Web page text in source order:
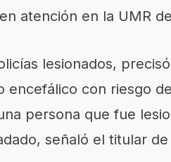
atención en la UMR
lesionados,
encefálico con riesgo
persona que fue
señaló el titular